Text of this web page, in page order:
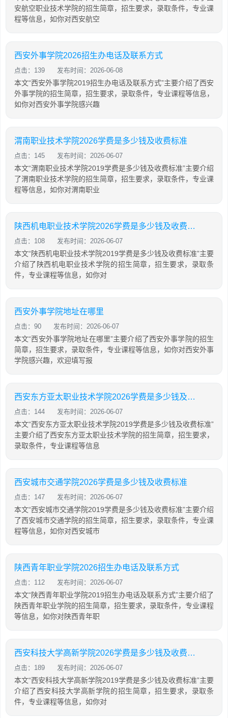
安航空职业技术学院的招生简章，招生要求，录取条件，专业课
程等信息，如你对西安航空
西安外事学院2026招生办电话及联系方式
点击：139 发布时间：2026-06-08
本文“西安外事学院2019招生办电话及联系方式”主要介绍了西安
外事学院的招生简章，招生要求，录取条件，专业课程等信息，
如你对西安外事学院感兴趣
渭南职业技术学院2026学费是多少钱及收费标准
点击：145 发布时间：2026-06-07
本文“渭南职业技术学院2019学费是多少钱及收费标准”主要介绍
了渭南职业技术学院的招生简章，招生要求，录取条件，专业课
程等信息，如你对渭南职业
陕西机电职业技术学院2026学费是多少钱及收费标准
点击：108 发布时间：2026-06-07
本文“陕西机电职业技术学院2019学费是多少钱及收费标准”主要
介绍了陕西机电职业技术学院的招生简章，招生要求，录取条
件，专业课程等信息，如你对
西安外事学院地址在哪里
点击：90 发布时间：2026-06-07
本文“西安外事学院地址在哪里”主要介绍了西安外事学院的招生
简章，招生要求，录取条件，专业课程等信息，如你对西安外事
学院感兴趣，欢迎填写报
西安东方亚太职业技术学院2026学费是多少钱及收费标准
点击：144 发布时间：2026-06-07
本文“西安东方亚太职业技术学院2019学费是多少钱及收费标准”
主要介绍了西安东方亚太职业技术学院的招生简章，招生要求，
录取条件，专业课程等信息
西安城市交通学院2026学费是多少钱及收费标准
点击：147 发布时间：2026-06-07
本文“西安城市交通学院2019学费是多少钱及收费标准”主要介绍
了西安城市交通学院的招生简章，招生要求，录取条件，专业课
程等信息，如你对西安城市
陕西青年职业学院2026招生办电话及联系方式
点击：112 发布时间：2026-06-07
本文“陕西青年职业学院2019招生办电话及联系方式”主要介绍了
陕西青年职业学院的招生简章，招生要求，录取条件，专业课程
等信息，如你对陕西青年职
西安科技大学高新学院2026学费是多少钱及收费标准
点击：189 发布时间：2026-06-07
本文“西安科技大学高新学院2019学费是多少钱及收费标准”主要
介绍了西安科技大学高新学院的招生简章，招生要求，录取条
件，专业课程等信息，如你对